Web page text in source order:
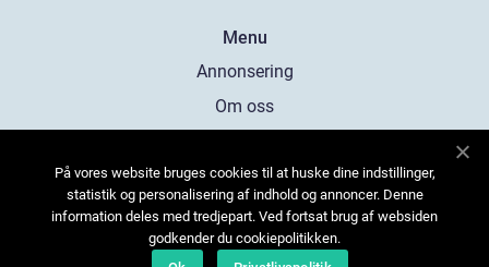
Menu
Annonsering
Om oss
Kontakta oss
Sitemap
På vores website bruges cookies til at huske dine indstillinger,
statistik og personalisering af indhold og annoncer. Denne
information deles med tredjepart. Ved fortsat brug af websiden
godkender du cookiepolitikken.